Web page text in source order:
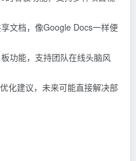
文档，像Google Docs一样便
功能，支持团队在线头脑风
化建议，未来可能直接解决部